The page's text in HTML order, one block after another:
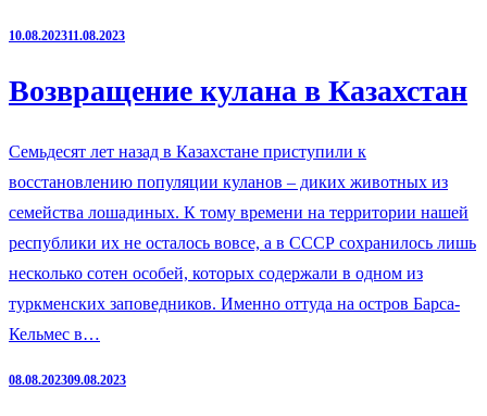
10.08.202311.08.2023
Возвращение кулана в Казахстан
Семьдесят лет назад в Казахстане приступили к
восстановлению популяции куланов – диких животных из
семейства лошадиных. К тому времени на территории нашей
республики их не осталось вовсе, а в СССР сохранилось лишь
несколько сотен особей, которых содержали в одном из
туркменских заповедников. Именно оттуда на остров Барса-
Кельмес в…
08.08.202309.08.2023